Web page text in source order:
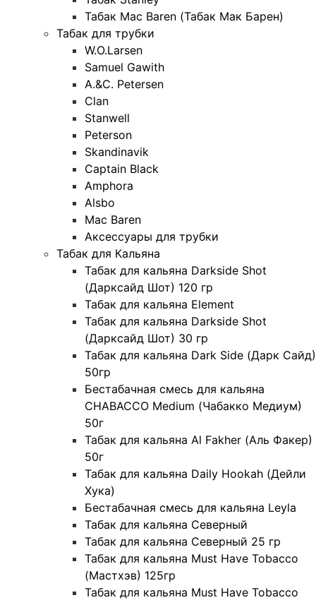
Табак Mac Baren (Табак Мак Барен)
Табак для трубки
W.O.Larsen
Samuel Gawith
A.&C. Petersen
Clan
Stanwell
Peterson
Skandinavik
Captain Black
Amphora
Alsbo
Mac Baren
Аксессуары для трубки
Табак для Кальяна
Табак для кальяна Darkside Shot
(Дарксайд Шот) 120 гр
Табак для кальяна Element
Табак для кальяна Darkside Shot
(Дарксайд Шот) 30 гр
Табак для кальяна Dark Side (Дарк Сайд)
50гр
Бестабачная смесь для кальяна
CHABACCO Medium (Чабакко Медиум)
50г
Табак для кальяна Al Fakher (Аль Факер)
50г
Табак для кальяна Daily Hookah (Дейли
Хука)
Бестабачная смесь для кальяна Leyla
Табак для кальяна Северный
Табак для кальяна Северный 25 гр
Табак для кальяна Must Have Tobacco
(Мастхэв) 125гр
Табак для кальяна Must Have Tobacco